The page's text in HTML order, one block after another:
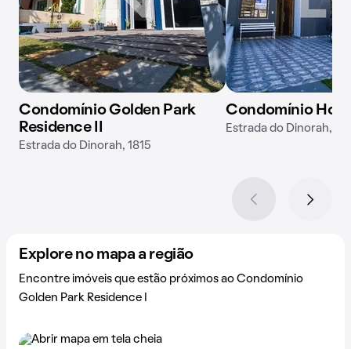
Condomínio Golden Park
Residence II
Estrada do Dinorah, 1815
Condomínio
Estrada do Dinorah,
Explore no mapa a região
Encontre imóveis que estão próximos ao Condomínio
Golden Park Residence I